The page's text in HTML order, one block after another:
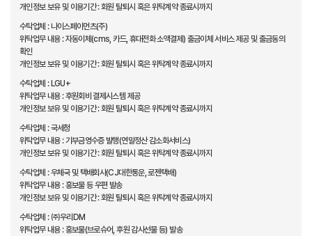
개인정보 보유 및 이용기간 : 회원 탈퇴시 혹은 위탁계약 종료시까지
수탁업체 : 나이스페이먼츠(주)
위탁업무 내용 : 자동이체(cms, 카드, 휴대전화 소액결제) 출금이체 서비스 제공 및 출금동의
확인
개인정보 보유 및 이용기간 : 회원 탈퇴시 혹은 위탁계약 종료시까지
수탁업체 : LGU+
위탁업무 내용 : 후원회비 결제시스템 제공
개인정보 보유 및 이용기간 : 회원 탈퇴시 혹은 위탁계약 종료시까지
수탁업체 : 국세청
위탁업무 내용 : 기부금영수증 발행(연말정산 감소화서비스)
개인정보 보유 및 이용기간 : 회원 탈퇴시 혹은 위탁계약 종료시까지
수탁업체 : 우체국 및 택배회사(CJ대한통운, 로젠택배)
위탁업무 내용 : 홍보물 등 우편 발송
개인정보 보유 및 이용기간 : 회원 탈퇴시 혹은 위탁계약 종료시까지
수탁업체 : ㈜우리DM
위탁업무 내용 : 홍보물(브로슈어, 후원 감사선물 등) 발송